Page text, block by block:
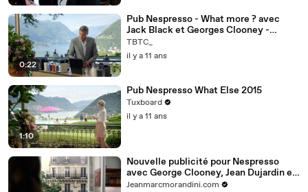
0:22
Pub Nespresso - What more ? avec
Jack Black et Georges Clooney -
Teaser [HD]
TBTC_
il y a 11 ans
1:10
Pub Nespresso What Else 2015
Tuxboard
il y a 11 ans
Nouvelle publicité pour Nespresso
avec George Clooney, Jean Dujardin et
Camille Cottin - VIDEO
Jeanmarcmorandini.com